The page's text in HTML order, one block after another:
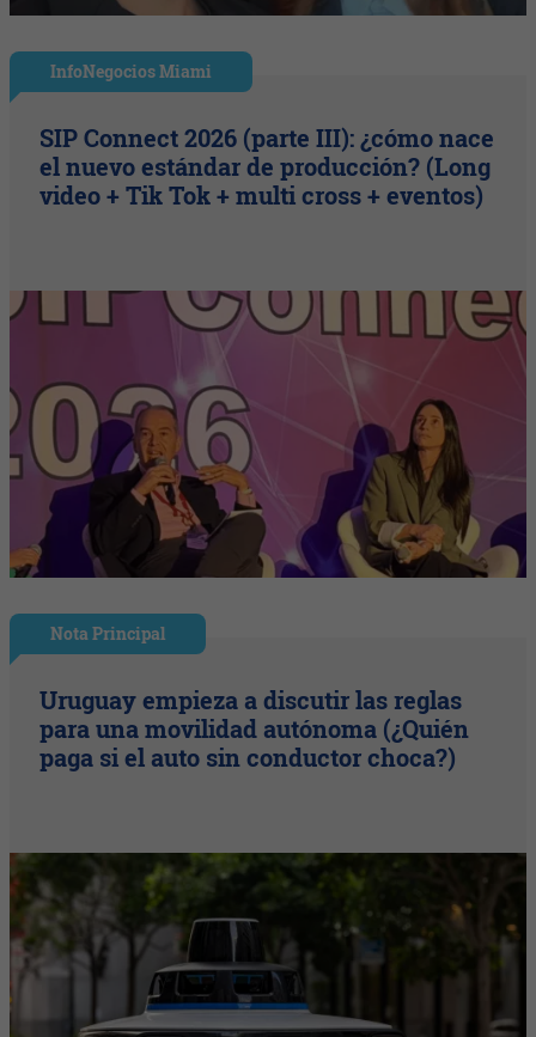
InfoNegocios Miami
SIP Connect 2026 (parte III): ¿cómo nace
el nuevo estándar de producción? (Long
video + Tik Tok + multi cross + eventos)
Nota Principal
Uruguay empieza a discutir las reglas
para una movilidad autónoma (¿Quién
paga si el auto sin conductor choca?)